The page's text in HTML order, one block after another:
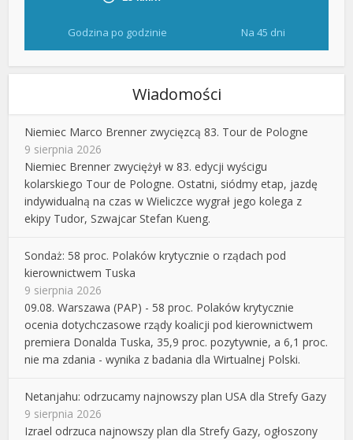
Godzina po godzinie Na 45 dni
Wiadomości
Niemiec Marco Brenner zwycięzcą 83. Tour de Pologne
9 sierpnia 2026
Niemiec Brenner zwyciężył w 83. edycji wyścigu
kolarskiego Tour de Pologne. Ostatni, siódmy etap, jazdę
indywidualną na czas w Wieliczce wygrał jego kolega z
ekipy Tudor, Szwajcar Stefan Kueng.
Sondaż: 58 proc. Polaków krytycznie o rządach pod
kierownictwem Tuska
9 sierpnia 2026
09.08. Warszawa (PAP) - 58 proc. Polaków krytycznie
ocenia dotychczasowe rządy koalicji pod kierownictwem
premiera Donalda Tuska, 35,9 proc. pozytywnie, a 6,1 proc.
nie ma zdania - wynika z badania dla Wirtualnej Polski.
Netanjahu: odrzucamy najnowszy plan USA dla Strefy Gazy
9 sierpnia 2026
Izrael odrzuca najnowszy plan dla Strefy Gazy, ogłoszony